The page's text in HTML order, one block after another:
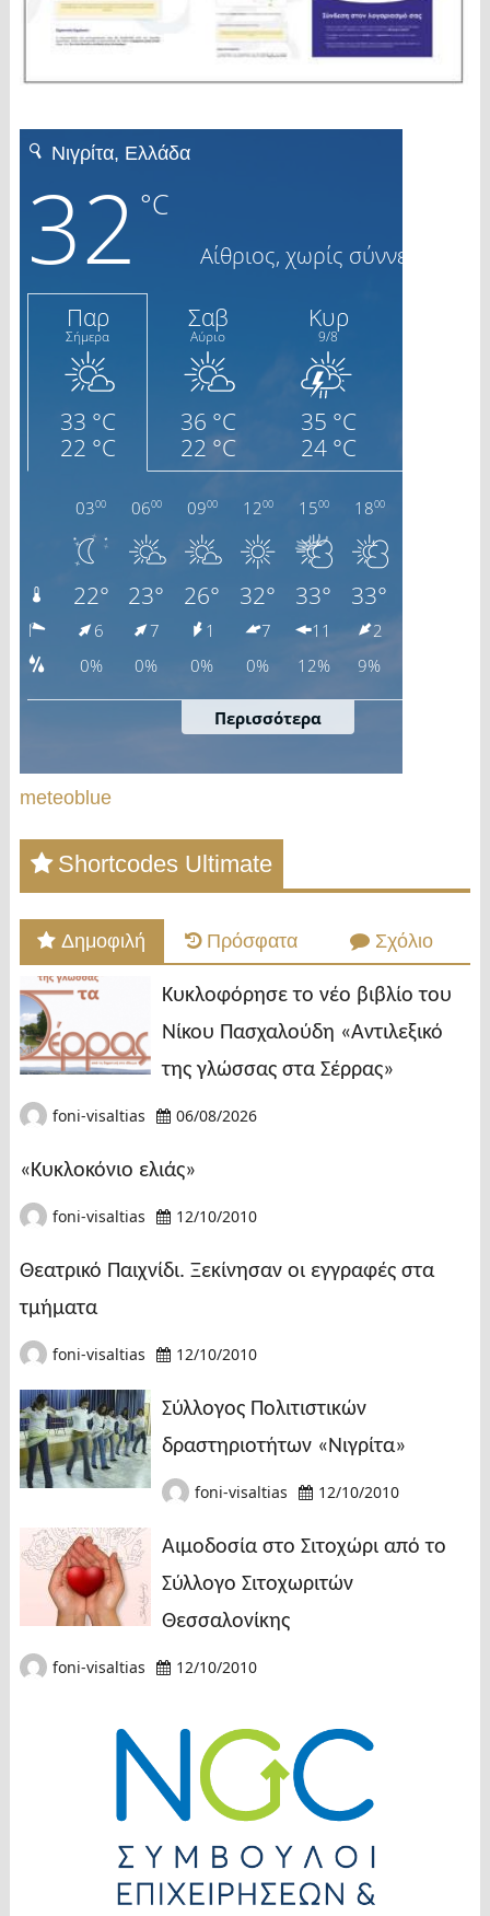
meteoblue
Shortcodes Ultimate
Δημοφιλή Πρόσφατα Σχόλιο
Κυκλοφόρησε το νέο βιβλίο του
Νίκου Πασχαλούδη «Αντιλεξικό
της γλώσσας στα Σέρρας»
foni-visaltias 06/08/2026
«Κυκλοκόνιο ελιάς»
foni-visaltias 12/10/2010
Θεατρικό Παιχνίδι. Ξεκίνησαν οι εγγραφές στα
τμήματα
foni-visaltias 12/10/2010
Σύλλογος Πολιτιστικών
δραστηριοτήτων «Νιγρίτα»
foni-visaltias 12/10/2010
Αιμοδοσία στο Σιτοχώρι από το
Σύλλογο Σιτοχωριτών
Θεσσαλονίκης
foni-visaltias 12/10/2010